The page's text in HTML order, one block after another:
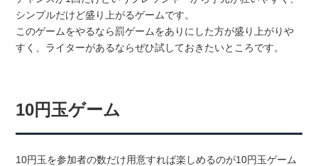
シンプルだけど盛り上がるゲームです。
このゲームをやるなら罰ゲームをありにした方が盛り上がりや
すく、ライターがあるならぜひ試しておきたいところです。
10円玉ゲーム
10円玉を参加者の数だけ用意すれば楽しめるのが10円玉ゲーム